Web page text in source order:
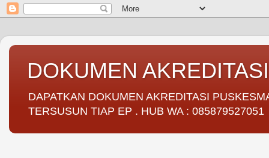
DOKUMEN
DAPATKAN DOKUMEN AKREDITASI
TERSUSUN TIAP EP . HUB WA : 085879527051